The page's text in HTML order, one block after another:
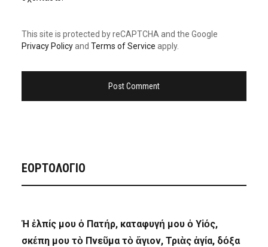
This site is protected by reCAPTCHA and the Google
Privacy Policyand Terms of Service apply.
ΕΟΡΤΟΛΟΓΙΟ
Ἡ ἐλπίς μου ὁ Πατήρ, καταφυγή μου ὁ Υἱός,
σκέπη μου τὸ Πνεῦμα τὸ ἅγιον, Τριὰς ἁγία, δόξα